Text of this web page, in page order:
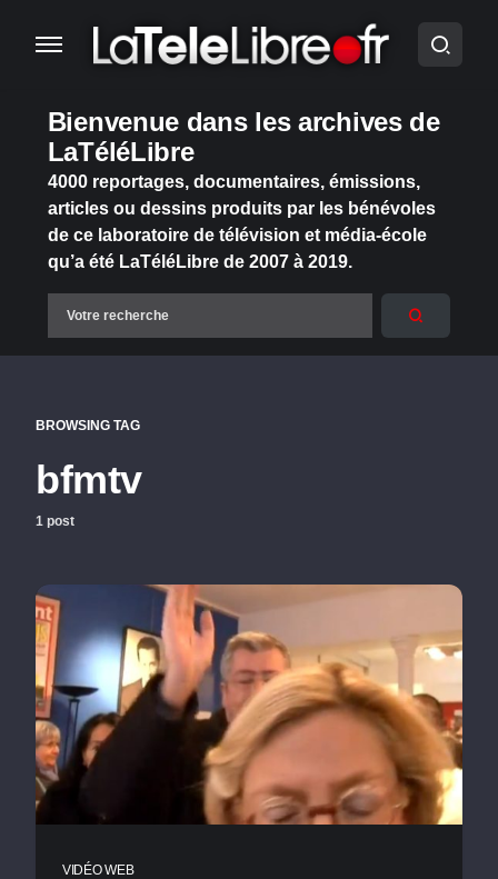
Bienvenue dans les archives de
LaTéléLibre
4000 reportages, documentaires, émissions,
articles ou dessins produits par les bénévoles
de ce laboratoire de télévision et média-école
qu’a été LaTéléLibre de 2007 à 2019.
BROWSING TAG
bfmtv
1 post
VIDÉO WEB